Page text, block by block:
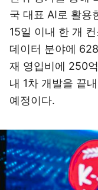
국 대표 AI로 활용
15일 이내 한 개
데이터 분야에
재 영입비에 250
내 1차 개발을 끝
예정이다.